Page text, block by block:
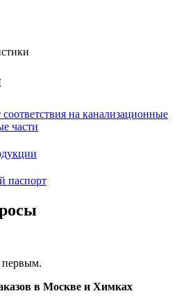
на канализационные
части
паспорт
в Москве и Химках